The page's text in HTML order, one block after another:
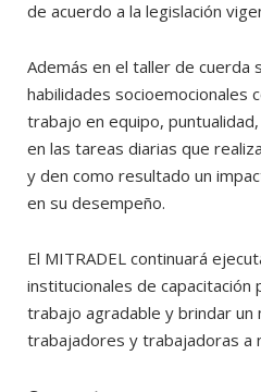
de acuerdo a la legislación
Además en el taller de cuerda
habilidades socioemocionales
trabajo en equipo,
en las tareas diarias que
y den como resultado un
en su desempeño.
El MITRADEL continuará
institucionales de
trabajo agradable y brindar
trabajadores y trabajadoras a